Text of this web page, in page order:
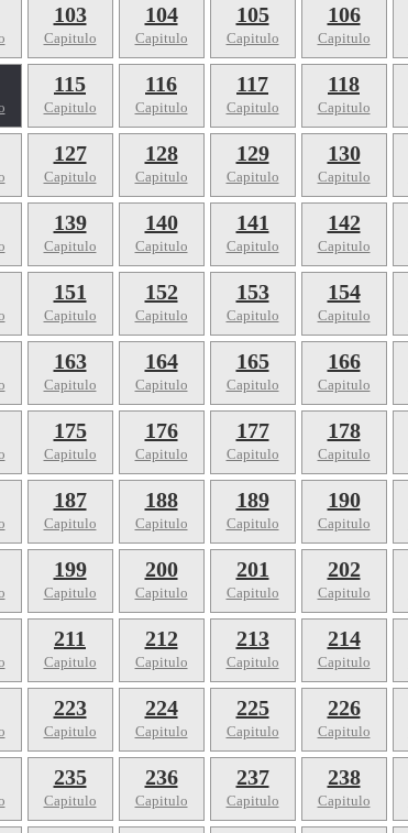
103
Capitulo
104
Capitulo
105
Capitulo
106
Capitulo
115
Capitulo
116
Capitulo
117
Capitulo
118
Capitulo
127
Capitulo
128
Capitulo
129
Capitulo
130
Capitulo
139
Capitulo
140
Capitulo
141
Capitulo
142
Capitulo
151
Capitulo
152
Capitulo
153
Capitulo
154
Capitulo
163
Capitulo
164
Capitulo
165
Capitulo
166
Capitulo
175
Capitulo
176
Capitulo
177
Capitulo
178
Capitulo
187
Capitulo
188
Capitulo
189
Capitulo
190
Capitulo
199
Capitulo
200
Capitulo
201
Capitulo
202
Capitulo
211
Capitulo
212
Capitulo
213
Capitulo
214
Capitulo
223
Capitulo
224
Capitulo
225
Capitulo
226
Capitulo
235
Capitulo
236
Capitulo
237
Capitulo
238
Capitulo